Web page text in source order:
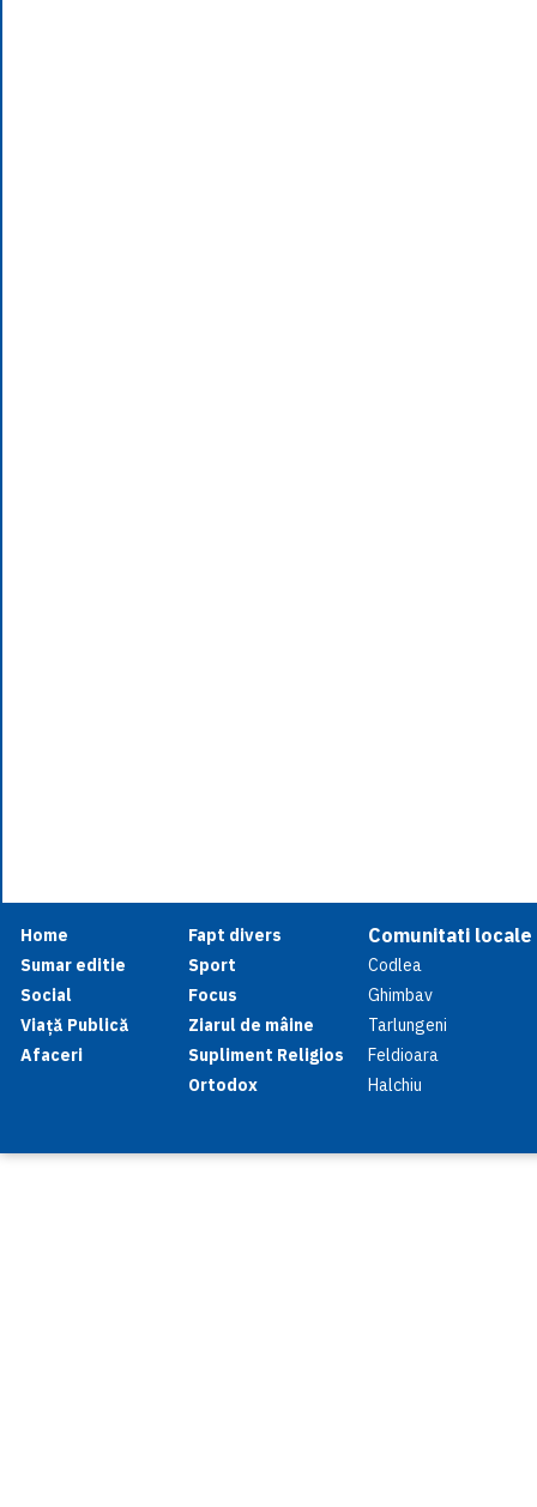
Home
Sumar editie
Social
Viață Publică
Afaceri
Fapt divers
Sport
Focus
Ziarul de mâine
Supliment Religios
Ortodox
Comunitati locale
Codlea
Ghimbav
Tarlungeni
Feldioara
Halchiu